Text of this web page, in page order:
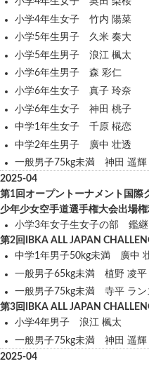
小学4年生女子 竹内 陽菜
小学5年生男子 久米 奏大
小学5年生男子 浪江 楓太
小学6年生男子 森 彩仁
小学6年生女子 真子 玲奈
小学6年生女子 神田 桃子
中学1年生女子 千原 椛恋
中学2年生男子 廣中 壮透
一般男子75kg未満 神田 遥輝
2025-04
第1回オープントーナメント国際
少年少女空手道選手権大会出場
小学3年女子生女子の部 鑑
第2回IBKA ALL JAPAN
中学1年男子50kg未満 廣中
一般男子65kg未満 植野 凌平
一般男子75kg未満 寺平 ラン
第3回IBKA ALL JAPAN
小学4年男子 浪江 楓太
一般男子75kg未満 神田 遥輝
2025-04